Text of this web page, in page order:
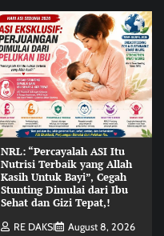
NRL: “Percayalah ASI Itu
Nutrisi Terbaik yang Allah
Kasih Untuk Bayi”, Cegah
Stunting Dimulai dari Ibu
Sehat dan Gizi Tepat,!
RE DAKSI
August 8, 2026